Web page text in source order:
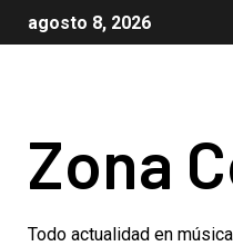
agosto 8, 2026
Zona
Todo actualidad en música